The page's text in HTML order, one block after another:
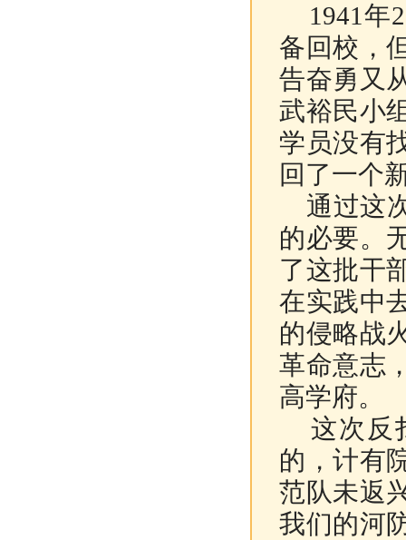
1941 年2
备回校，
告奋勇又
武裕民小
学员没有
回了一个
通过这
的必要。
了这批干
在实践中
的侵略战
革命意志
高学府。
这次反
的，计有
范队未返
我们的河